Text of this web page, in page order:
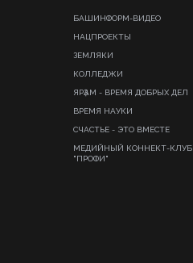
БАШИНФОРМ-ВИДЕО
НАЦПРОЕКТЫ
ЗЕМЛЯКИ
КОЛЛЕДЖИ
ЯРҘАМ - ВРЕМЯ ДОБРЫХ ДЕЛ
ВРЕМЯ НАУКИ
СЧАСТЬЕ - ЭТО ВМЕСТЕ
МЕДИЙНЫЙ КОННЕКТ-КЛУБ
"ПРОФИ"